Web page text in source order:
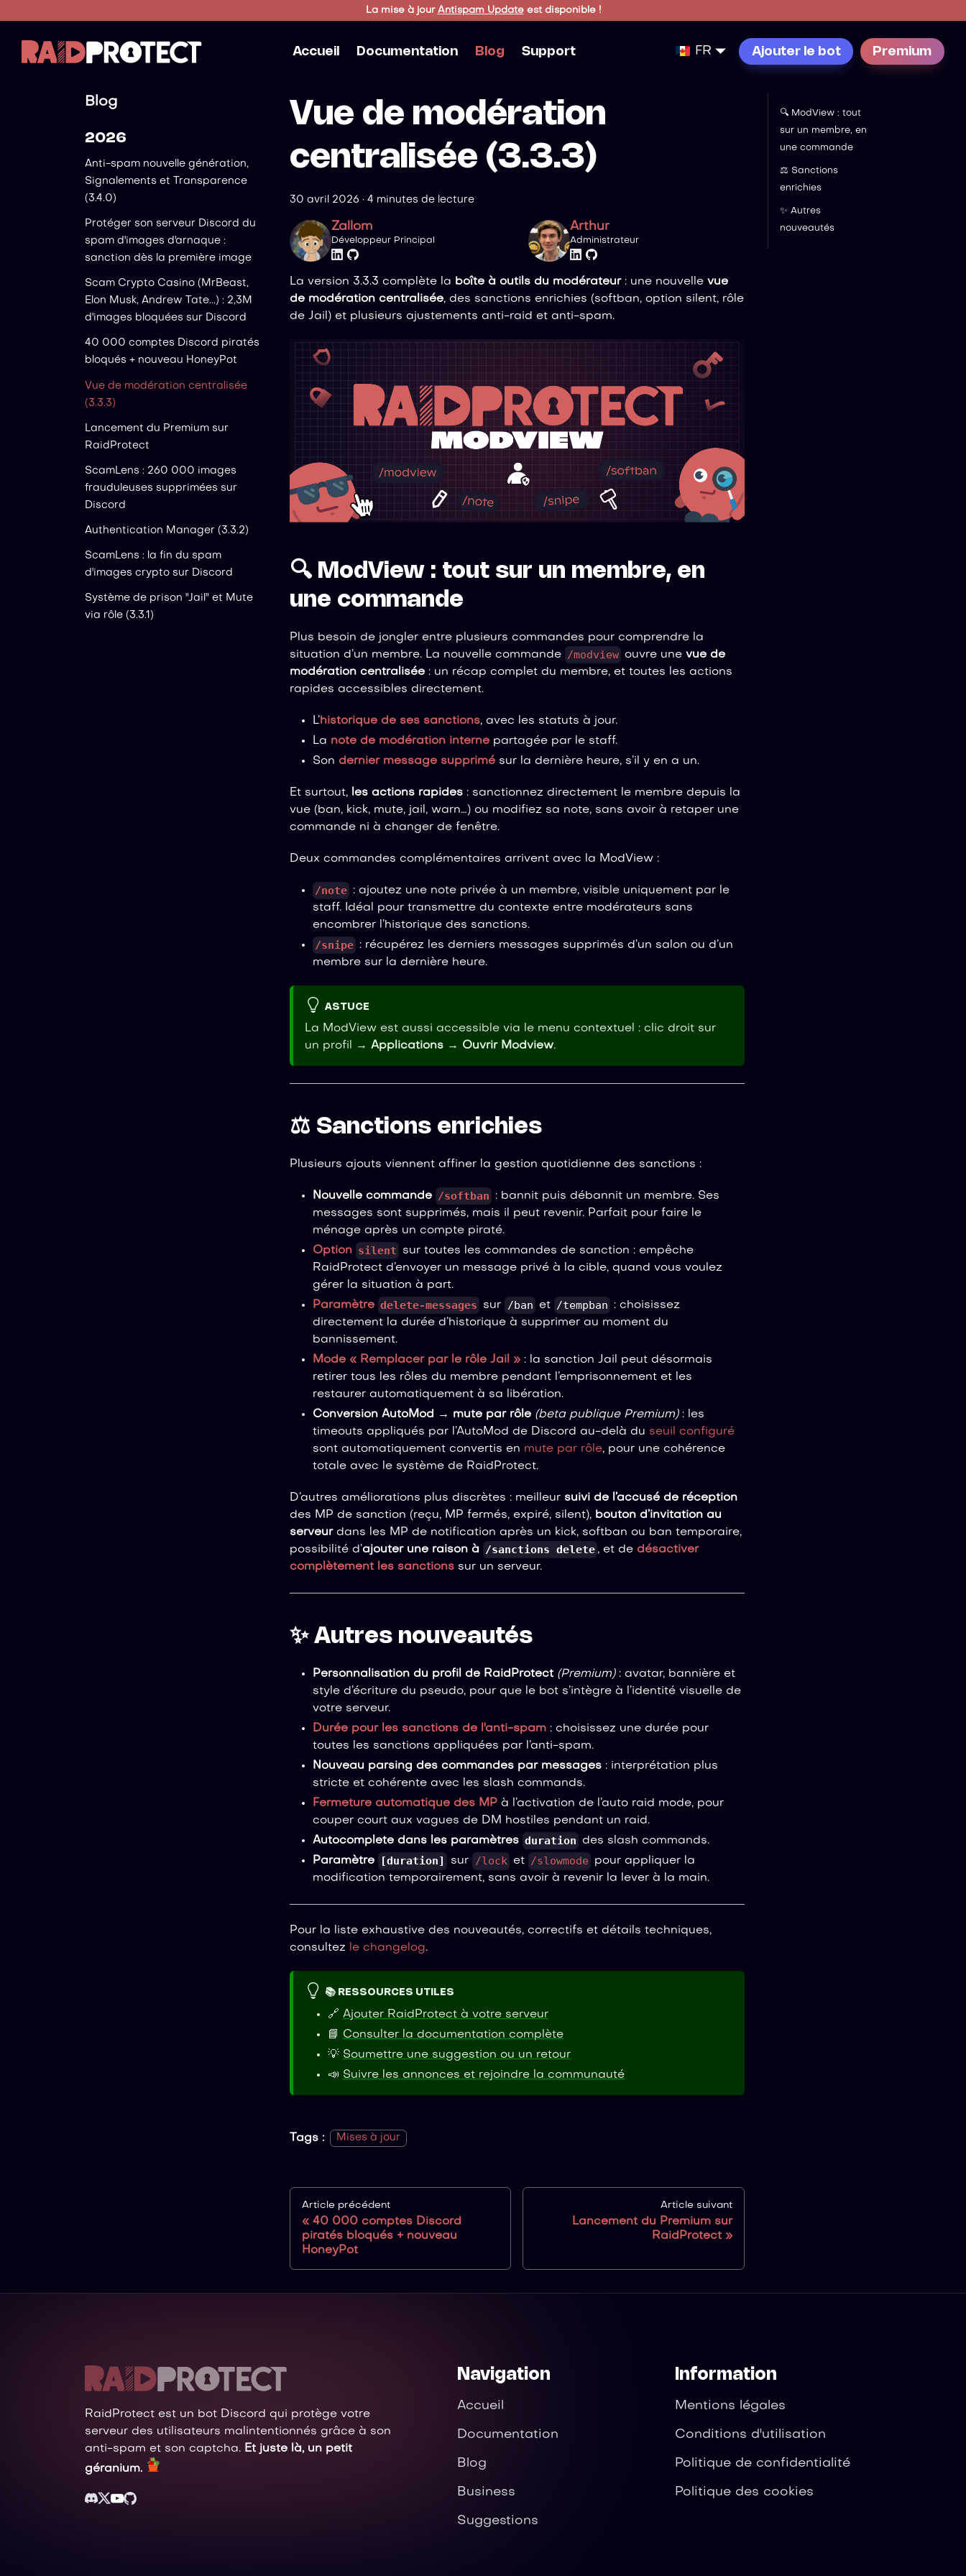
La mise à jour Antispam Updateest disponible !
Accueil Documentation Blog Support FR Ajouter le bot Premium
Blog
2026
Anti-spam nouvelle génération,
Signalements et Transparence
(3.4.0)
Protéger son serveur Discord du
spam d'images d'arnaque :
sanction dès la première image
Scam Crypto Casino (MrBeast,
Elon Musk, Andrew Tate...) : 2,3M
d'images bloquées sur Discord
40 000 comptes Discord piratés
bloqués + nouveau HoneyPot
Vue de modération centralisée
(3.3.3)
Lancement du Premium sur
RaidProtect
ScamLens : 260 000 images
frauduleuses supprimées sur
Discord
Authentication Manager (3.3.2)
ScamLens : la fin du spam
d'images crypto sur Discord
Système de prison "Jail" et Mute
via rôle (3.3.1)
Vue de modération
centralisée (3.3.3)
30 avril 2026 · 4 minutes de lecture
Zallom
Développeur Principal
Arthur
Administrateur
La version 3.3.3 complète la boîte à outils du modérateur: une nouvelle vue
de modération centralisée, des sanctions enrichies (softban, option silent, rôle
de Jail) et plusieurs ajustements anti-raid et anti-spam.
🔍 ModView : tout sur un membre, en
une commande
Plus besoin de jongler entre plusieurs commandes pour comprendre la
situation d’un membre. La nouvelle commande /modview ouvre unevue de
modération centralisée : un récap complet du membre, et toutes les actions
rapides accessibles directement.
L’historique de ses sanctions, avec les statuts à jour.
La note de modération interne partagée par le staff.
Son dernier message supprimé sur la dernière heure, s’il y en a un.
Et surtout, les actions rapides : sanctionnez directement le membre depuis la
vue (ban, kick, mute, jail, warn…) ou modifiez sa note, sans avoir à retaper une
commande ni à changer de fenêtre.
Deux commandes complémentaires arrivent avec la ModView :
/note : ajoutez une note privée à un membre, visible uniquement par le
staff. Idéal pour transmettre du contexte entre modérateurs sans
encombrer l’historique des sanctions.
/snipe : récupérez les derniers messages supprimés d’un salon ou d’un
membre sur la dernière heure.
ASTUCE
La ModView est aussi accessible via le menu contextuel : clic droit sur
un profil → Applications → Ouvrir Modview.
⚖️ Sanctions enrichies
Plusieurs ajouts viennent affiner la gestion quotidienne des sanctions :
Nouvelle commande /softban
: bannit puis débannit un membre. Ses
messages sont supprimés, mais il peut revenir. Parfait pour faire le
ménage après un compte piraté.
Option silent
sur toutes les commandes de sanction : empêche
RaidProtect d’envoyer un message privé à la cible, quand vous voulez
gérer la situation à part.
Paramètre delete-messages sur /ban et /tempban
: choisissez
directement la durée d’historique à supprimer au moment du
bannissement.
Mode « Remplacer par le rôle Jail » : la sanction Jail peut désormais
retirer tous les rôles du membre pendant l’emprisonnement et les
restaurer automatiquement à sa libération.
Conversion AutoMod → mute par rôle (beta publique Premium): les
timeouts appliqués par l’AutoMod de Discord au-delà du seuil configuré
sont automatiquement convertis en mute par rôle, pour une cohérence
totale avec le système de RaidProtect.
D’autres améliorations plus discrètes : meilleur suivi de l’accusé de réception
des MP de sanction (reçu, MP fermés, expiré, silent), bouton d’invitation au
serveurdans les MP de notification après un kick, softban ou ban temporaire,
possibilité d’ajouter une raison à /sanctions delete , et dedésactiver
complètement les sanctions sur un serveur.
✨ Autres nouveautés
Personnalisation du profil de RaidProtect (Premium): avatar, bannière et
style d’écriture du pseudo, pour que le bot s’intègre à l’identité visuelle de
votre serveur.
Durée pour les sanctions de l'anti-spam : choisissez une durée pour
toutes les sanctions appliquées par l’anti-spam.
Nouveau parsing des commandes par messages : interprétation plus
stricte et cohérente avec les slash commands.
Fermeture automatique des MP à l’activation de l’auto raid mode, pour
couper court aux vagues de DM hostiles pendant un raid.
Autocomplete dans les paramètres duration
des slash commands.
Paramètre
[duration] sur /lock et /slowmode pour appliquer la
modification temporairement, sans avoir à revenir la lever à la main.
Pour la liste exhaustive des nouveautés, correctifs et détails techniques,
consultez le changelog.
📚 RESSOURCES UTILES
🔗 Ajouter RaidProtect à votre serveur
📘 Consulter la documentation complète
💡 Soumettre une suggestion ou un retour
📣 Suivre les annonces et rejoindre la communauté
Tags : Mises à jour
Article précédent
40 000 comptes Discord
piratés bloqués + nouveau
HoneyPot
Article suivant
Lancement du Premium sur
RaidProtect
🔍 ModView : tout
sur un membre, en
une commande
⚖️ Sanctions
enrichies
✨ Autres
nouveautés
RaidProtect est un bot Discord qui protège votre
serveur des utilisateurs malintentionnés grâce à son
anti-spam et son captcha. Et juste là, un petit
géranium.
Navigation
Accueil
Documentation
Blog
Business
Suggestions
Information
Mentions légales
Conditions d'utilisation
Politique de confidentialité
Politique des cookies